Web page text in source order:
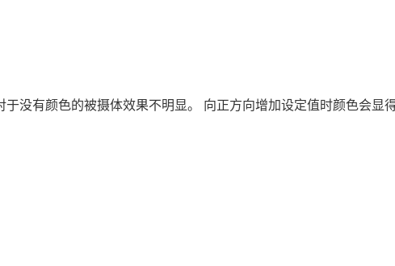
没有颜色的被摄体效果不明显。 向正方向增加设定值时颜色会显